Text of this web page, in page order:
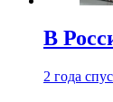
В
2 года